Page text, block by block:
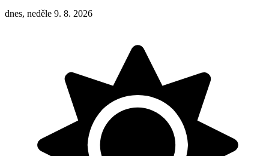
dnes, neděle 9. 8. 2026